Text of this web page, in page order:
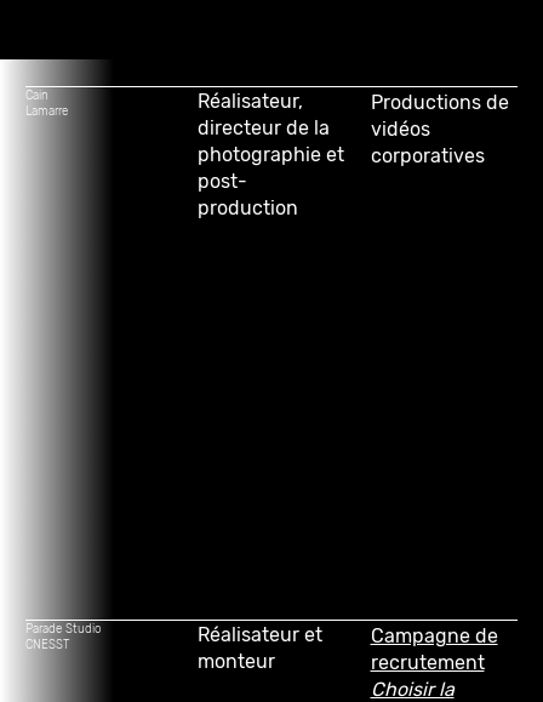
Cain
Lamarre
Réalisateur,
directeur de la
photographie et
post-
production
Productions de
vidéos
corporatives
Parade Studio
CNESST
Réalisateur et
monteur
Campagne de
recrutement
Choisir la